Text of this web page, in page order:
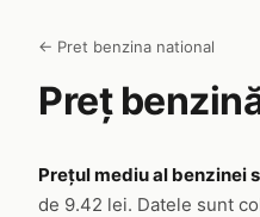
← Pret benzina national
Preț
Prețul mediu al benzinei
de 9.42 lei. Datele sunt